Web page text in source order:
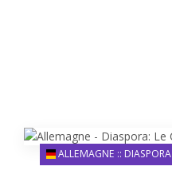
ALLEMAGNE :: DIASPORA